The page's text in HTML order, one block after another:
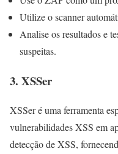
Utilize o scanner
Analise os resultados e
suspeitas.
3. XSSer
XSSer é uma ferramenta
vulnerabilidades XSS em
detecção de XSS,